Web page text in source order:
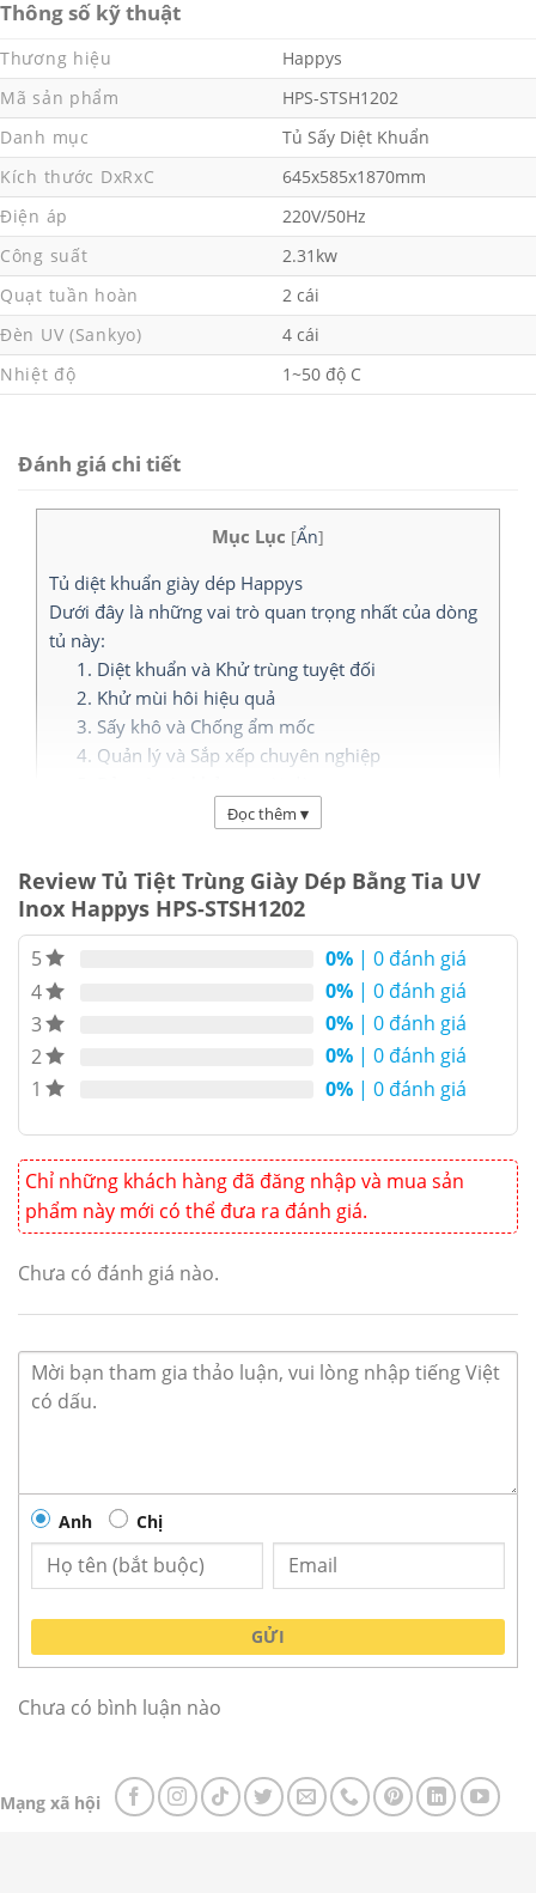
Thông số kỹ thuật
Thương hiệu
Happys
Mã sản phẩm
HPS-STSH1202
Danh mục
Tủ Sấy Diệt Khuẩn
Kích thước DxRxC
645x585x1870mm
Điện áp
220V/50Hz
Công suất
2.31kw
Quạt tuần hoàn
2 cái
Đèn UV (Sankyo)
4 cái
Nhiệt độ
1~50 độ C
Đánh giá chi tiết
Mục Lục [Ẩn]
Tủ diệt khuẩn giày dép Happys
Dưới đây là những vai trò quan trọng nhất của dòng
tủ này:
1. Diệt khuẩn và Khử trùng tuyệt đối
2. Khử mùi hôi hiệu quả
3. Sấy khô và Chống ẩm mốc
4. Quản lý và Sắp xếp chuyên nghiệp
Đặc điểm nổi bật của Model HPS-STSH1202:
Tủ tiệt trùng giày dép Happys (Model:
HPS-STSH1202)là thiết bị chuyên dụng
được thiết kế để làm sạch, khử trùng
và bảo quản giày dép trong các môi
trường yêu cầu tiêu chuẩn vệ sinh cao
như: nhà máy thực phẩm, dược
phẩm, bệnh viện, phòng sạch, hoặc
các trường mầm học.
Tủ Tiệt Trùng Giày Dép Bằng Tia UV Inox Happys HPS-
Thương hiệu:Happys
Đọc thêm ▾
Review Tủ Tiệt Trùng Giày Dép Bằng Tia UV
Inox Happys HPS-STSH1202
5 0% | 0 đánh giá
4
0% | 0 đánh giá
3
0% | 0 đánh giá
2
0% | 0 đánh giá
1
0% | 0 đánh giá
Chỉ những khách hàng đã đăng nhập và mua sản
phẩm này mới có thể đưa ra đánh giá.
Chưa có đánh giá nào.
Anh Chị
GỬI
Chưa có bình luận nào
Mạng xã hội